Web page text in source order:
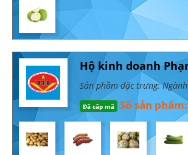
Hộ kinh doanh
Sản phầm đặc trưng:
Đã cấp mã Số sản